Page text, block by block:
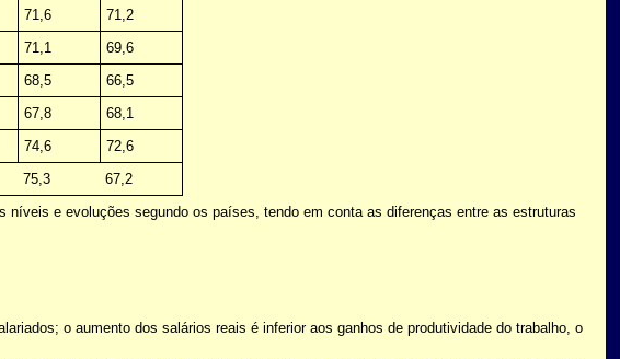
71,6
71,2
71,1
69,6
68,5
66,5
67,8
68,1
74,6
72,6
75,3
67,2
e evoluções segundo os países, tendo em conta as diferenças entre as estruturas
o aumento dos salários reais é inferior aos ganhos de produtividade do trabalho, o